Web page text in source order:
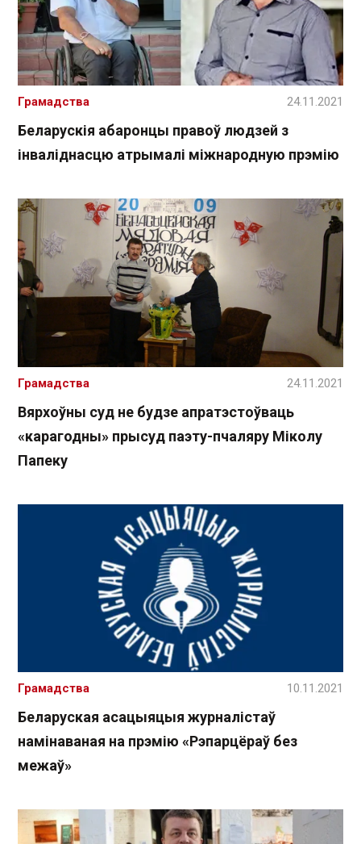
Беларускія абаронцы правоў людзей з
інваліднасцю атрымалі міжнародную прэмію
Грамадства 24.11.2021
Вярхоўны суд не будзе апратэстоўваць
«карагодны» прысуд паэту-пчаляру Міколу
Папеку
Грамадства 24.11.2021
Беларуская асацыяцыя журналістаў
намінаваная на прэмію «Рэпарцёраў без
межаў»
Грамадства 10.11.2021